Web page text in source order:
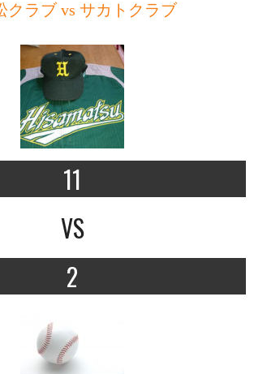
クラブ vs サカトクラブ
11
VS
2